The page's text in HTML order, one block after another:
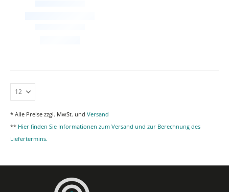
* Alle Preise zzgl. MwSt. und Versand
** Hier finden Sie Informationen zum Versand und zur Berechnung des
Liefertermins.